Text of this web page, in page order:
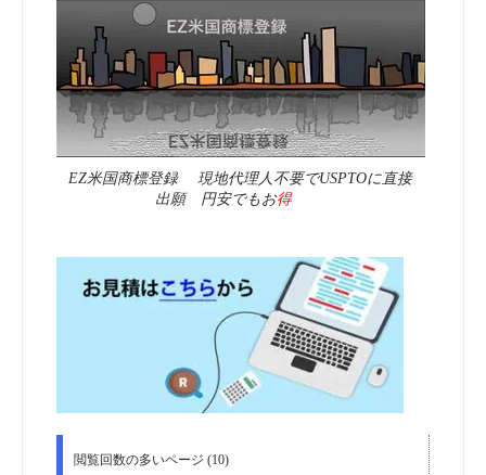
EZ米国商標登録 現地代理人不要でUSPTOに直接
出願 円安でもお得
閲覧回数の多いページ (10)